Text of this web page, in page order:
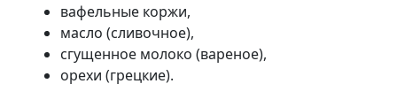
вафельные коржи,
масло (сливочное),
сгущенное молоко (вареное),
орехи (грецкие).